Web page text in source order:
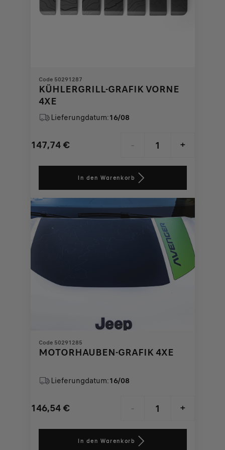
Code 50291287
KÜHLERGRILL-GRAFIK VORNE
4XE
Lieferungdatum:16/08
147,74 €
Price
147,74
€
- +
Quantity
to:
1
In den Warenkorb
Code 50291285
MOTORHAUBEN-GRAFIK 4XE
Lieferungdatum:16/08
146,54 €
Price
- +
Quantity
In den Warenkorb